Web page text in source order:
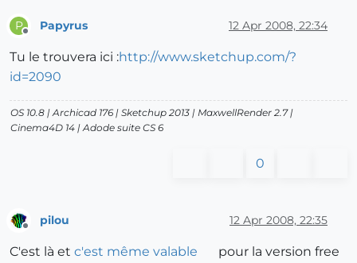
P Papyrus 12 Apr 2008, 22:34
Tu le trouvera ici :http://www.sketchup.com/?
id=2090
OS 10.8 | Archicad 176 | Sketchup 2013 | MaxwellRender 2.7 |
Cinema4D 14 | Adode suite CS 6
0
pilou 12 Apr 2008, 22:35
C'est là et c'est même valable
pour la version free